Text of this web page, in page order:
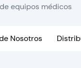
equipos médicos
Nosotros